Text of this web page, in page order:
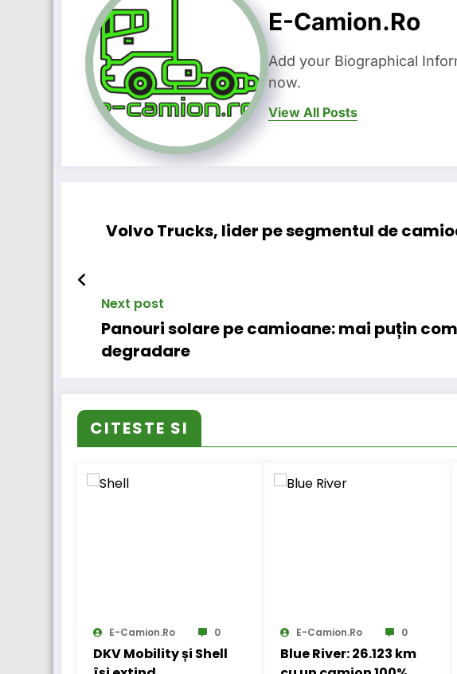
E-Camion.ro
Add your Biographical
now.
View All Posts
Volvo Trucks, lider pe segmentul de
Next post
Panouri solare pe camioane: mai puțin
degradare
CITESTE SI
E-Camion.ro 0
DKV Mobility și Shell
E-Camion.ro 0
Blue River: 26.123 km